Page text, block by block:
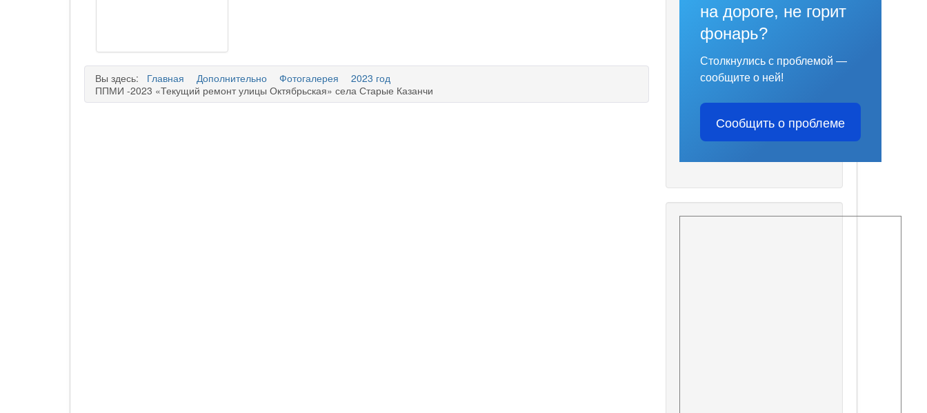
Вы здесь: Главная Дополнительно Фотогалерея
2023 год
ППМИ -2023 «Текущий ремонт улицы Октябрьская» села Старые Казанчи
на дороге, не горит
фонарь?
Столкнулись с проблемой —
сообщите о ней!
Сообщить о проблеме